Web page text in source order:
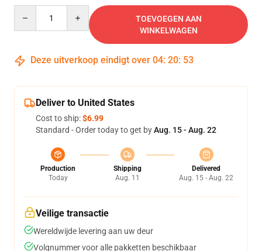
TOEVOEGEN AAN
WINKELWAGEN
Deze uitverkoop eindigt over 04: 20: 52
Deliver to United States
Cost to ship:$6.99
Standard - Order today to get byAug. 15 - Aug. 22
Production
Today
Shipping
Aug. 11
Delivered
Aug. 15 - Aug. 22
Veilige transactie
Wereldwijde levering aan uw deur
Volgnummer voor alle pakketten beschikbaar